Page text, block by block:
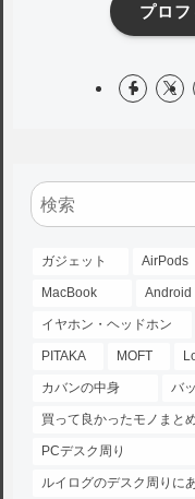
プロ
ガジェット AirPods
MacBook Android
イヤホン・ヘッドホン
PITAKA MOFT
カバンの中身 バ
買って良かったモノまと
PCデスク周り
ルイログのデスク周りに